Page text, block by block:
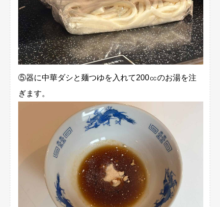
⑤器に中華ダシと麺つゆを入れて200㏄のお湯を注
ぎます。